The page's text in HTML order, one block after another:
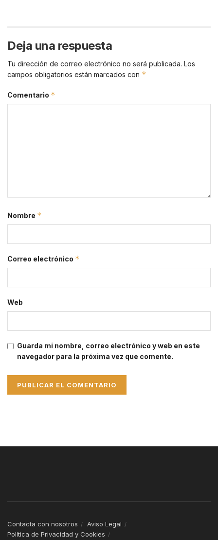
Deja una respuesta
Tu dirección de correo electrónico no será publicada. Los
campos obligatorios están marcados con *
Comentario *
Nombre *
Correo electrónico *
Web
Guarda mi nombre, correo electrónico y web en este
navegador para la próxima vez que comente.
Contacta con nosotros
Aviso Legal
Política de Privacidad y Cookies